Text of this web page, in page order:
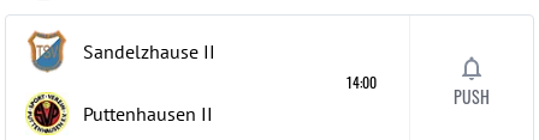
Sandelzhause II
Puttenhausen II
14:00
PUSH